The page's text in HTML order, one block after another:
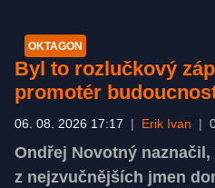
OKTAGON
Byl to rozlučkový
promotér
06. 08. 2026 17:17 Erik Ivan
Ondřej Novotný naznačil,
z nejzvučnějších jmen